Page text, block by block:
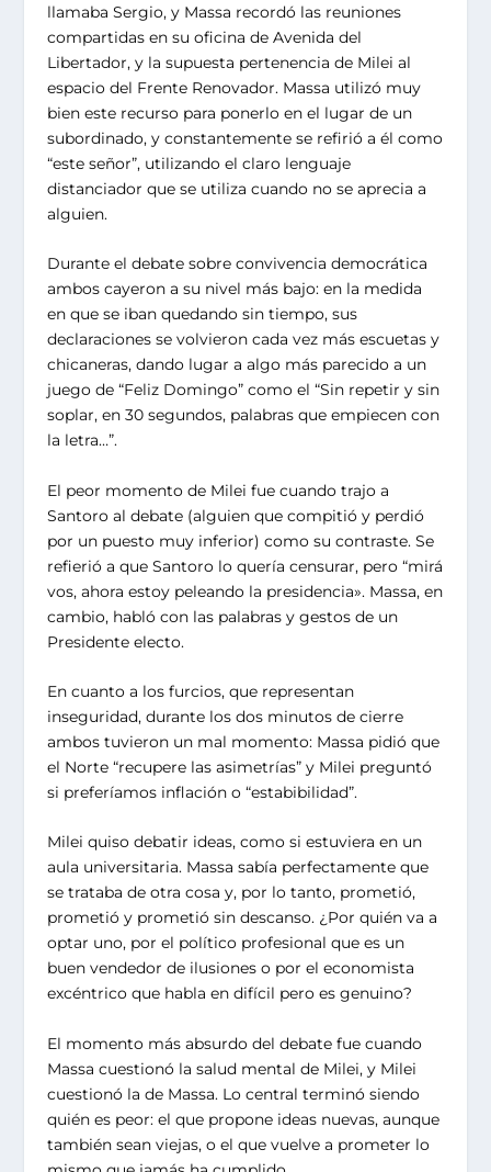
llamaba Sergio, y Massa recordó las reuniones
compartidas en su oficina de Avenida del
Libertador, y la supuesta pertenencia de Milei al
espacio del Frente Renovador. Massa utilizó muy
bien este recurso para ponerlo en el lugar de un
subordinado, y constantemente se refirió a él como
“este señor”, utilizando el claro lenguaje
distanciador que se utiliza cuando no se aprecia a
alguien.
Durante el debate sobre convivencia democrática
ambos cayeron a su nivel más bajo: en la medida
en que se iban quedando sin tiempo, sus
declaraciones se volvieron cada vez más escuetas y
chicaneras, dando lugar a algo más parecido a un
juego de “Feliz Domingo” como el “Sin repetir y sin
soplar, en 30 segundos, palabras que empiecen con
la letra…”.
El peor momento de Milei fue cuando trajo a
Santoro al debate (alguien que compitió y perdió
por un puesto muy inferior) como su contraste. Se
refierió a que Santoro lo quería censurar, pero “mirá
vos, ahora estoy peleando la presidencia». Massa, en
cambio, habló con las palabras y gestos de un
Presidente electo.
En cuanto a los furcios, que representan
inseguridad, durante los dos minutos de cierre
ambos tuvieron un mal momento: Massa pidió que
el Norte “recupere las asimetrías” y Milei preguntó
si preferíamos inflación o “estabibilidad”.
Milei quiso debatir ideas, como si estuviera en un
aula universitaria. Massa sabía perfectamente que
se trataba de otra cosa y, por lo tanto, prometió,
prometió y prometió sin descanso. ¿Por quién va a
optar uno, por el político profesional que es un
buen vendedor de ilusiones o por el economista
excéntrico que habla en difícil pero es genuino?
El momento más absurdo del debate fue cuando
Massa cuestionó la salud mental de Milei, y Milei
cuestionó la de Massa. Lo central terminó siendo
quién es peor: el que propone ideas nuevas, aunque
también sean viejas, o el que vuelve a prometer lo